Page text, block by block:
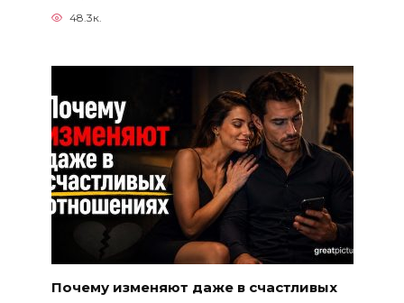
48.3к.
Почему изменяют даже в счастливых